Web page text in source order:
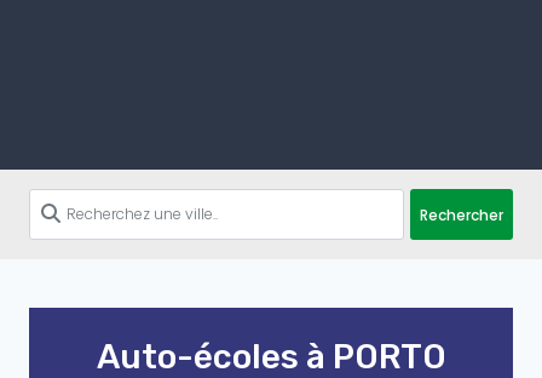
Rechercher
Auto-écoles à PORTO